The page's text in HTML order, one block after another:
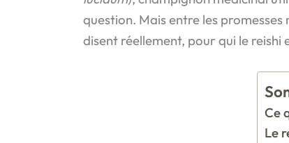
question. Mais entre les
disent réellement, pour qui le
Ce
Le